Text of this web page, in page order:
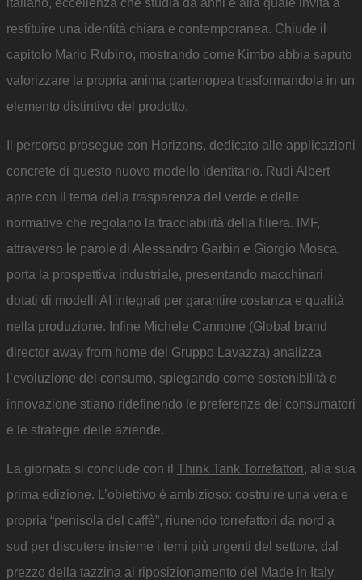
italiano, eccellenza che studia da anni e alla quale invita a
restituire una identità chiara e contemporanea. Chiude il
capitolo Mario Rubino, mostrando come Kimbo abbia saputo
valorizzare la propria anima partenopea trasformandola in un
elemento distintivo del prodotto.
Il percorso prosegue con Horizons, dedicato alle applicazioni
concrete di questo nuovo modello identitario. Rudi Albert
apre con il tema della trasparenza del verde e delle
normative che regolano la tracciabilità della filiera. IMF,
attraverso le parole di Alessandro Garbin e Giorgio Mosca,
porta la prospettiva industriale, presentando macchinari
dotati di modelli AI integrati per garantire costanza e qualità
nella produzione. Infine Michele Cannone (Global brand
director away from home del Gruppo Lavazza) analizza
l’evoluzione del consumo, spiegando come sostenibilità e
innovazione stiano ridefinendo le preferenze dei consumatori
e le strategie delle aziende.
La giornata si conclude con il Think Tank Torrefattori, alla sua
prima edizione. L’obiettivo è ambizioso: costruire una vera e
propria “penisola del caffè”, riunendo torrefattori da nord a
sud per discutere insieme i temi più urgenti del settore, dal
prezzo della tazzina al riposizionamento del Made in Italy,